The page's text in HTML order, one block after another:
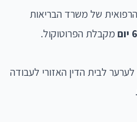
של משרד הבריאות
מקבלת הפרוטוקול.
לבית הדין האזורי לעבודה
.